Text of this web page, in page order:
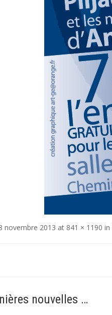
novembre 2013 at 841 × 1190 in
nouvelles …